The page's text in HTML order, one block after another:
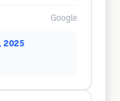
Google
2025